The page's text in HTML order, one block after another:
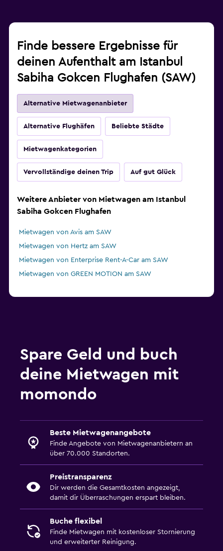
Finde bessere Ergebnisse für
deinen Aufenthalt am Istanbul
Sabiha Gokcen Flughafen (SAW)
Alternative Mietwagenanbieter
Alternative Flughäfen Beliebte Städte
Mietwagenkategorien
Vervollständige deinen Trip Auf gut Glück
Weitere Anbieter von Mietwagen am Istanbul
Sabiha Gokcen Flughafen
Mietwagen von Avis am SAW
Mietwagen von Hertz am SAW
Mietwagen von Enterprise Rent-A-Car am SAW
Mietwagen von GREEN MOTION am SAW
Spare Geld und buch
deine Mietwagen mit
momondo
Beste Mietwagenangebote
Finde Angebote von Mietwagenanbietern an
über 70.000 Standorten.
Preistransparenz
Dir werden die Gesamtkosten angezeigt,
damit dir Überraschungen erspart bleiben.
Buche flexibel
Finde Mietwagen mit kostenloser Stornierung
und erweiterter Reinigung.